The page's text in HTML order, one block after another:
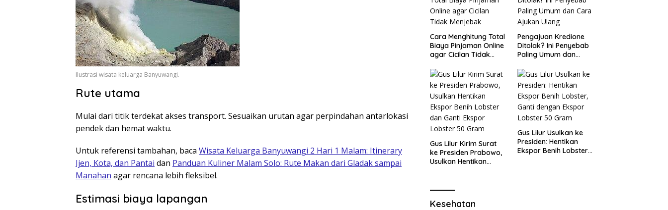
Ilustrasi wisata keluarga Banyuwangi.
Rute utama
Mulai dari titik terdekat akses transport. Sesuaikan urutan agar perpindahan antarlokasi
pendek dan hemat waktu.
Untuk referensi tambahan, baca Wisata Keluarga Banyuwangi 2 Hari 1 Malam: Itinerary
Ijen, Kota, dan Pantai dan Panduan Kuliner Malam Solo: Rute Makan dari Gladak sampai
Manahan agar rencana lebih fleksibel.
Estimasi biaya lapangan
Cara Menghitung Total
Biaya Pinjaman Online
agar Cicilan Tidak
Pengajuan Kredione
Ditolak? Ini Penyebab
Paling Umum dan
Gus Lilur Kirim Surat
ke Presiden Prabowo,
Usulkan Hentikan
Lobster 50 Gram
Gus Lilur Usulkan ke
Presiden: Hentikan
Ekspor Benih Lobster,
Kesehatan